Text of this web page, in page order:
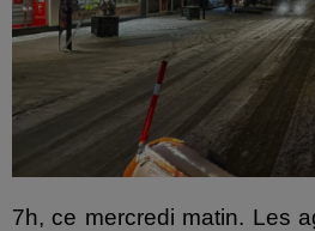
7h, ce mercredi matin. Les